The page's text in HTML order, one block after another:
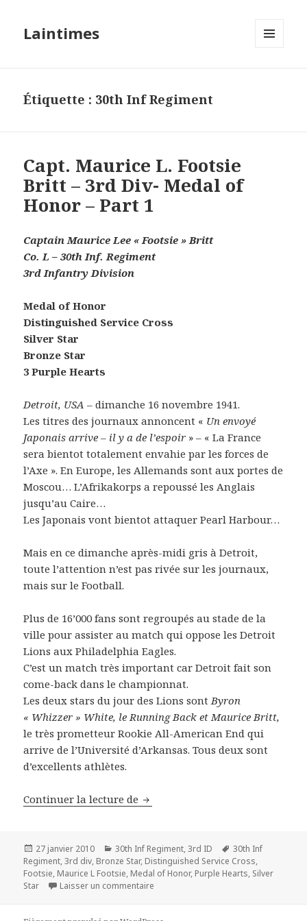
Laintimes
Étiquette : 30th Inf Regiment
Capt. Maurice L. Footsie
Britt – 3rd Div- Medal of
Honor – Part 1
Captain Maurice Lee « Footsie » Britt
Co. L – 30th Inf. Regiment
3rd Infantry Division
Medal of Honor
Distinguished Service Cross
Silver Star
Bronze Star
3 Purple Hearts
Detroit, USA – dimanche 16 novembre 1941.
Les titres des journaux annoncent « Un envoyé
Japonais arrive – il y a de l’espoir » – « La France
sera bientot totalement envahie par les forces de
l’Axe ». En Europe, les Allemands sont aux portes de
Moscou… L’Afrikakorps a repoussé les Anglais
jusqu’au Caire…
Les Japonais vont bientot attaquer Pearl Harbour…
Mais en ce dimanche après-midi gris à Detroit,
toute l’attention n’est pas rivée sur les journaux,
mais sur le Football.
Plus de 16’000 fans sont regroupés au stade de la
ville pour assister au match qui oppose les Detroit
Lions aux Philadelphia Eagles.
C’est un match très important car Detroit fait son
come-back dans le championnat.
Les deux stars du jour des Lions sontByron
« Whizzer » White, le Running Back et Maurice Britt,
le très prometteur Rookie All-American End qui
arrive de l’Université d’Arkansas. Tous deux sont
d’excellents athlètes.
Continuer la lecture de Capt. Maurice L. Footsie Britt –
Publié
le
27 janvier 2010 Catégories
30th Inf Regiment,3rd ID
Mots-
clés
30th Inf
Regiment,3rd div, Bronze Star, Distinguished Service Cross,
Footsie, Maurice L Footsie, Medal of Honor, Purple Hearts, Silver
Star
Laisser un commentaire